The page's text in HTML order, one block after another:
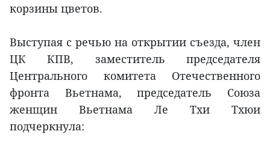
корзины цветов.
Выступая с речью на открытии съезда, член
ЦК КПВ, заместитель председателя
Центрального комитета Отечественного
фронта Вьетнама, председатель Союза
женщин Вьетнама Ле Тхи Тхюи
подчеркнула: